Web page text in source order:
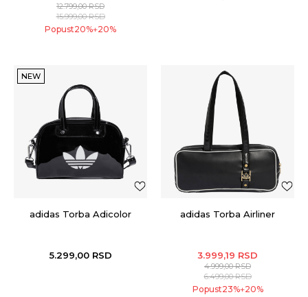
12.799,00RSD
15.999,00RSD
Popust20%+20%
NEW
adidas Torba Adicolor
5.299,00 RSD
adidas Torba Airliner
3.999,19 RSD
4.999,00RSD
6.499,00RSD
Popust23%+20%